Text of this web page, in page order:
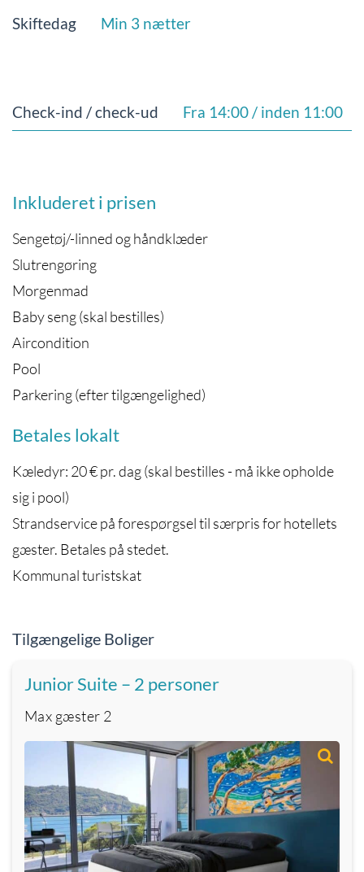
Skiftedag Min 3 nætter
Check-ind / check-ud Fra 14:00 / inden 11:00
Inkluderet i prisen
Sengetøj/-linned og håndklæder
Slutrengøring
Morgenmad
Baby seng (skal bestilles)
Aircondition
Pool
Parkering (efter tilgængelighed)
Betales lokalt
Kæledyr: 20 € pr. dag (skal bestilles - må ikke opholde
sig i pool)
Strandservice på forespørgsel til særpris for hotellets
gæster. Betales på stedet.
Kommunal turistskat
Tilgængelige Boliger
Junior Suite – 2 personer
Max gæster 2